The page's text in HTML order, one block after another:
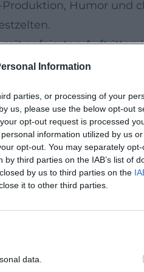
Information
parties, or processing of your
us, please use the below opt-out
opt-out request is processed
information utilized by us
opt-out. You may separately
third parties on the IAB’s list of
by us to third parties on the
it to other third parties.
data.
Humor und
gefeierten Auftritten
and-Response-Parts
Hooks
in klaren Etappen
bis in die Top 5
markierte
das Momentum fort,
Ebenfalls 2020
– ein idealer